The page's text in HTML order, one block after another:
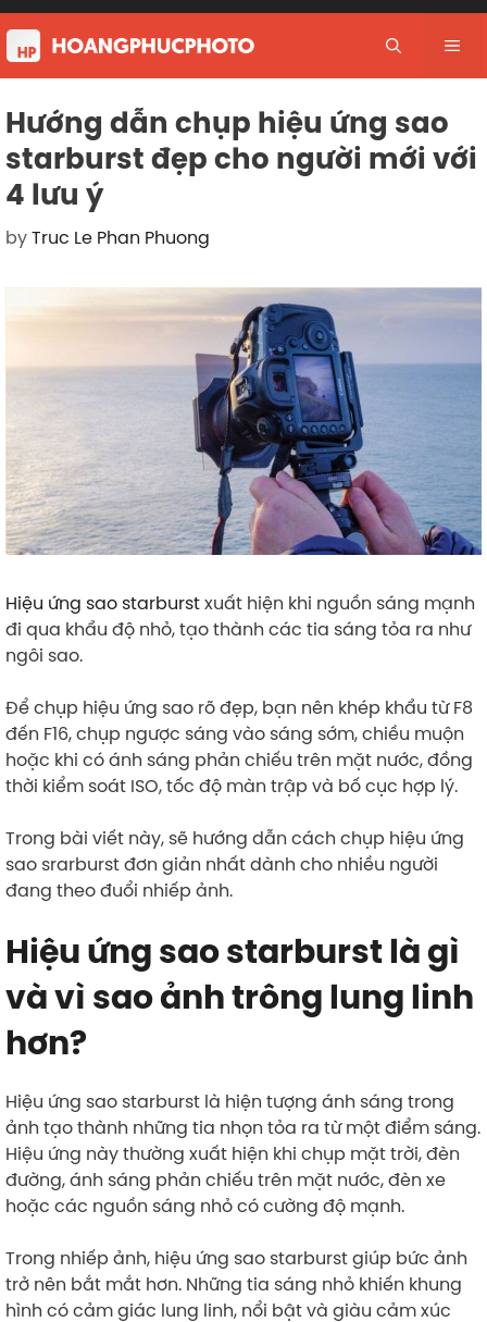
Skip
to
content
Hướng dẫn chụp hiệu ứng sao
starburst đẹp cho người mới với
4 lưu ý
byTruc Le Phan Phuong
Hiệu ứng sao starburstxuất hiện khi nguồn sáng mạnh
đi qua khẩu độ nhỏ, tạo thành các tia sáng tỏa ra như
ngôi sao.
Để chụp hiệu ứng sao rõ đẹp, bạn nên khép khẩu từ F8
đến F16, chụp ngược sáng vào sáng sớm, chiều muộn
hoặc khi có ánh sáng phản chiếu trên mặt nước, đồng
thời kiểm soát ISO, tốc độ màn trập và bố cục hợp lý.
Trong bài viết này, sẽ hướng dẫn cách chụp hiệu ứng
sao srarburst đơn giản nhất dành cho nhiều người
đang theo đuổi nhiếp ảnh.
Hiệu ứng sao starburst là gì
và vì sao ảnh trông lung linh
hơn?
Hiệu ứng sao starburst là hiện tượng ánh sáng trong
ảnh tạo thành những tia nhọn tỏa ra từ một điểm sáng.
Hiệu ứng này thường xuất hiện khi chụp mặt trời, đèn
đường, ánh sáng phản chiếu trên mặt nước, đèn xe
hoặc các nguồn sáng nhỏ có cường độ mạnh.
Trong nhiếp ảnh, hiệu ứng sao starburst giúp bức ảnh
trở nên bắt mắt hơn. Những tia sáng nhỏ khiến khung
hình có cảm giác lung linh, nổi bật và giàu cảm xúc